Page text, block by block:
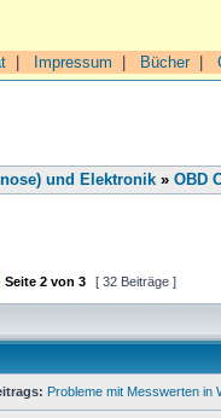
Impressum Bücher|
und Elektronik » OBD
Seite 2 von 3 [ 32 Beiträge ]
Probleme mit Messwerten in